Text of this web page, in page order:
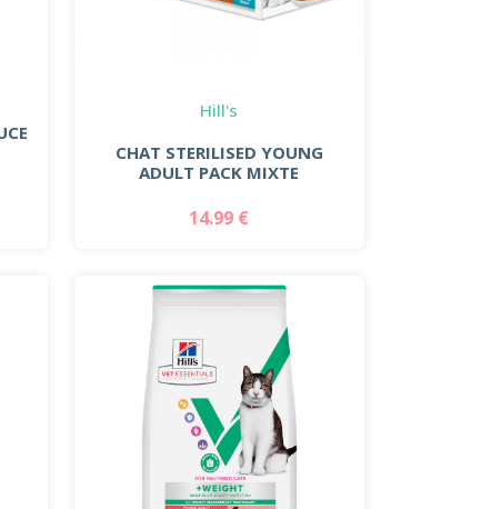
Hill's
CHAT STERILISED YOUNG
ADULT PACK MIXTE
14.99 €